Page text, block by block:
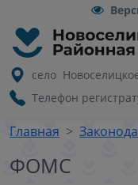
село
Телефон
Главная
ФОМС